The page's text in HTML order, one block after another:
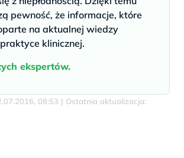
pewność, że informacje, które
na aktualnej wiedzy
klinicznej.
ekspertów.
08:53 | Ostatnia aktualizacja: